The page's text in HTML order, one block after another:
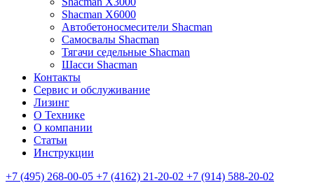
Shacman X6000
Автобетоносмесители Shacman
Самосвалы Shacman
Тягачи седельные Shacman
Шасси Shacman
Контакты
Сервис и обслуживание
Лизинг
О Технике
О компании
Статьи
Инструкции
+7 (495) 268-00-05 +7 (4162) 21-20-02 +7 (914) 588-20-02